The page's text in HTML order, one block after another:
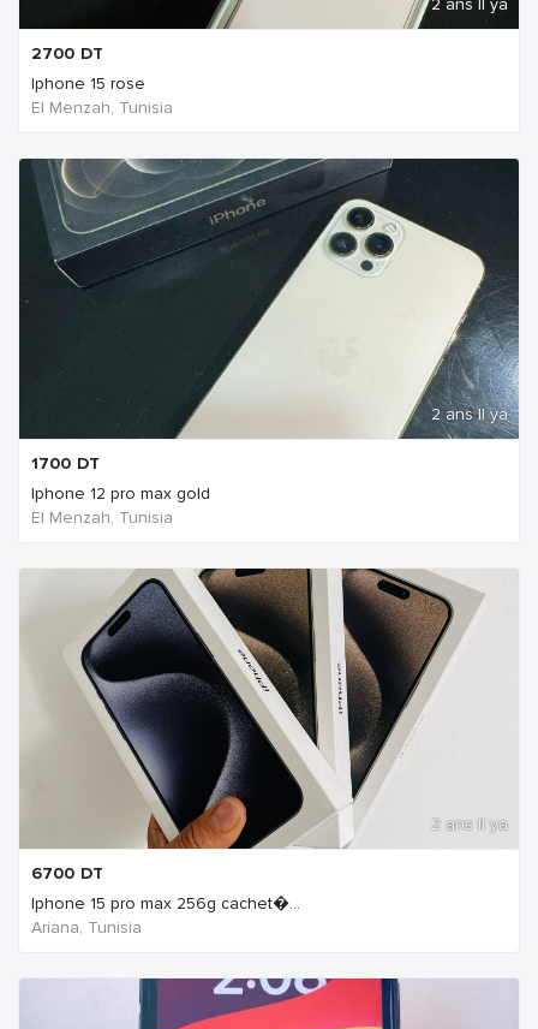
2 ans Il ya
2700 DT
Iphone 15 rose
El Menzah, Tunisia
2 ans Il ya
1700 DT
Iphone 12 pro max gold
El Menzah, Tunisia
2 ans Il ya
6700 DT
Iphone 15 pro max 256g cachet�...
Ariana, Tunisia